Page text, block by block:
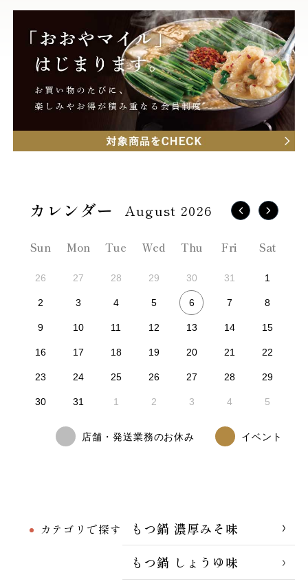
カテゴリで探す
もつ鍋 濃厚みそ味
もつ鍋 しょうゆ味
August 2026
Sun Mon Tue Wed Thu Fri Sat
26 27 28 29 30 31 1
2 3 4 5 6 7 8
9 10 11 12 13 14 15
16 17 18 19 20 21 22
23 24 25 26 27 28 29
30 31 1 2 3 4 5
店舗・発送業務のお休み イベント